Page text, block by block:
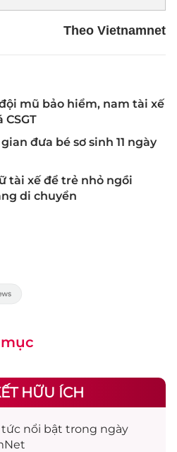
Theo Vietnamnet
mũ bảo hiểm, nam tài xế
đưa bé sơ sinh 11 ngày
tài xế để trẻ nhỏ ngồi
di chuyển
HỮU ÍCH
nổi bật trong ngày